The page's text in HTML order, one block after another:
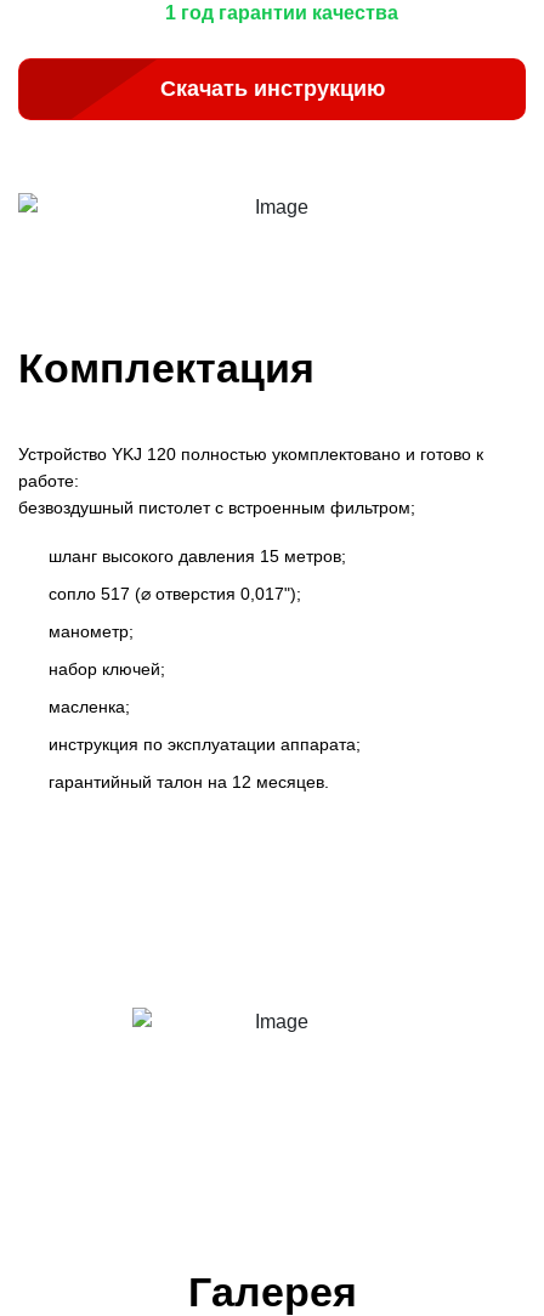
1 год гарантии качества
Скачать инструкцию
Комплектация
Устройство YKJ 120 полностью укомплектовано и готово к
работе:
безвоздушный пистолет с встроенным фильтром;
шланг высокого давления 15 метров;
сопло 517 (⌀ отверстия 0,017");
манометр;
набор ключей;
масленка;
инструкция по эксплуатации аппарата;
гарантийный талон на 12 месяцев.
Галерея